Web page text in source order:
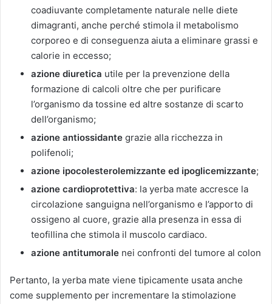
coadiuvante completamente naturale nelle diete
dimagranti, anche perché stimola il metabolismo
corporeo e di conseguenza aiuta a eliminare grassi e
calorie in eccesso;
azione diuretica utile per la prevenzione della
formazione di calcoli oltre che per purificare
l’organismo da tossine ed altre sostanze di scarto
dell’organismo;
azione antiossidante grazie alla ricchezza in
polifenoli;
azione ipocolesterolemizzante ed ipoglicemizzante;
azione cardioprotettiva: la yerba mate accresce la
circolazione sanguigna nell’organismo e l’apporto di
ossigeno al cuore, grazie alla presenza in essa di
teofillina che stimola il muscolo cardiaco.
azione antitumorale nei confronti del tumore al colon
Pertanto, la yerba mate viene tipicamente usata anche
come supplemento per incrementare la stimolazione